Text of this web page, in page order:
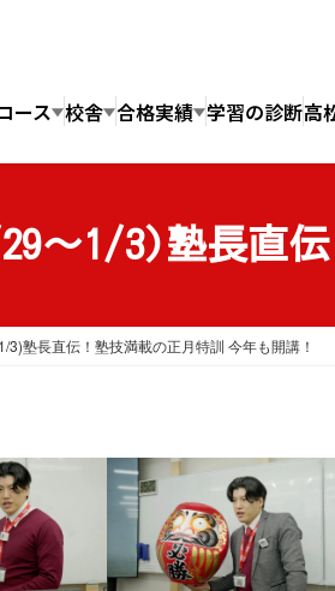
ース 校舎 合格実績 学習の診断高
～1/3)塾長直
3)塾長直伝！塾技満載の正月特訓 今年も開講！